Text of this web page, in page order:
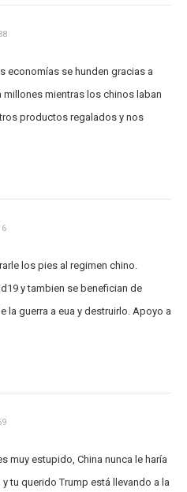
economías se hunden gracias a
mientras los chinos laban
productos regalados y nos
los pies al regimen chino.
y tambien se benefician de
la guerra a eua y destruirlo. Apoyo a
muy estupido, China nunca le haría
tu querido Trump está llevando a la